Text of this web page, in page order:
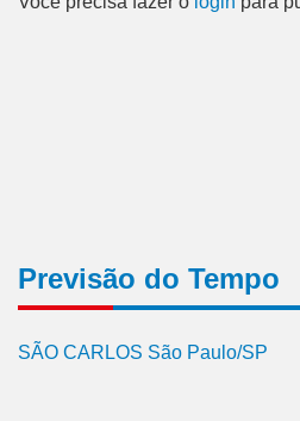
Previsão do Tempo
SÃO CARLOS São Paulo/SP